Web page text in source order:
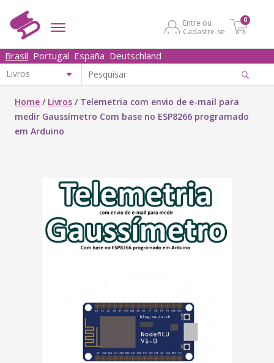
Entre ou
Cadastre-se
0
Brasil Portugal España Deutschland
Home / Livros / Telemetria com envio de e-mail para
medir Gaussímetro Com base no ESP8266 programado
em Arduino